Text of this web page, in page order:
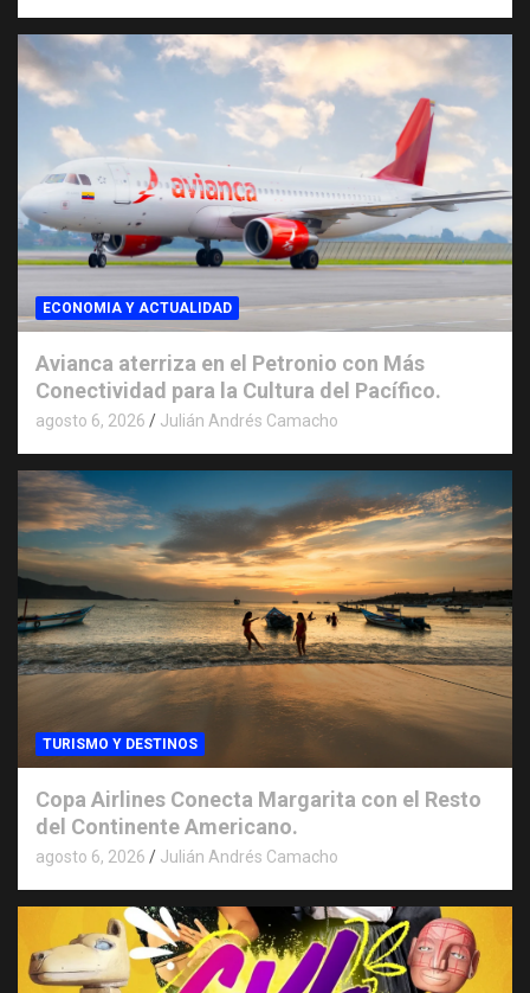
ECONOMIA Y ACTUALIDAD
Avianca aterriza en el Petronio con Más
Conectividad para la Cultura del Pacífico.
agosto 6, 2026 Julián Andrés Camacho
TURISMO Y DESTINOS
Copa Airlines Conecta Margarita con el Resto
del Continente Americano.
agosto 6, 2026 Julián Andrés Camacho